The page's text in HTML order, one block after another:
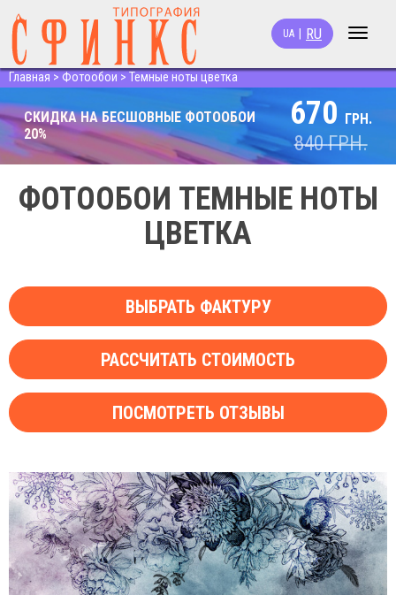
Toggle
UA RU
Главная > Фотообои > Темные ноты цветка
СКИДКА НА БЕСШОВНЫЕ ФОТООБОИ
20%
670 ГРН.
840ГРН.
ФОТООБОИ ТЕМНЫЕ НОТЫ
ЦВЕТКА
ВЫБРАТЬ ФАКТУРУ
РАССЧИТАТЬ СТОИМОСТЬ
ПОСМОТРЕТЬ ОТЗЫВЫ